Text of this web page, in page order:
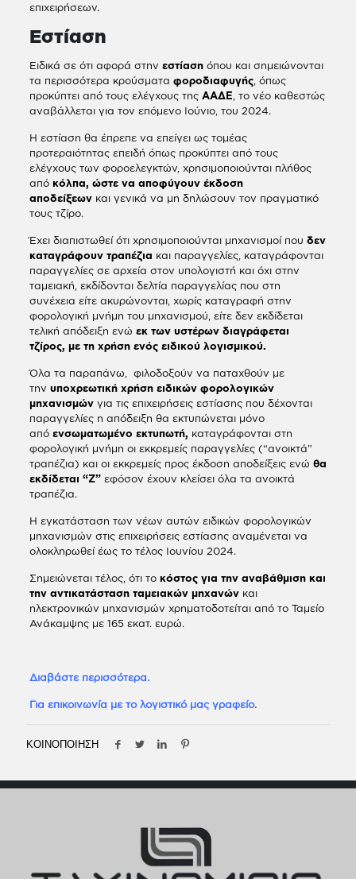
επιχειρήσεων.
Εστίαση
Ειδικά σε ότι αφορά στην εστίαση όπου και σημειώνονται
τα περισσότερα κρούσματα φοροδιαφυγής, όπως
προκύπτει από τους ελέγχους της ΑΑΔΕ , το νέο καθεστώς
αναβάλλεται για τον επόμενο Ιούνιο, του 2024.
Η εστίαση θα έπρεπε να επείγει ως τομέας
προτεραιότητας επειδή όπως προκύπτει από τους
ελέγχους των φοροελεγκτών, χρησιμοποιούνται πλήθος
από κόλπα, ώστε να αποφύγουν έκδοση
αποδείξεων και γενικά να μη δηλώσουν τον πραγματικό
τους τζίρο.
Έχει διαπιστωθεί ότι χρησιμοποιούνται μηχανισμοί που δεν
καταγράφουν τραπέζια και παραγγελίες, καταγράφονται
παραγγελίες σε αρχεία στον υπολογιστή και όχι στην
ταμειακή, εκδίδονται δελτία παραγγελίας που στη
συνέχεια είτε ακυρώνονται, χωρίς καταγραφή στην
φορολογική μνήμη του μηχανισμού, είτε δεν εκδίδεται
τελική απόδειξη ενώ εκ των υστέρων διαγράφεται
τζίρος, με τη χρήση ενός ειδικού λογισμικού.
Όλα τα παραπάνω, φιλοδοξούν να παταχθούν με
την υποχρεωτική χρήση ειδικών φορολογικών
μηχανισμώνγια τις επιχειρήσεις εστίασης που δέχονται
παραγγελίες η απόδειξη θα εκτυπώνεται μόνο
από ενσωματωμένο εκτυπωτή, καταγράφονται στη
φορολογική μνήμη οι εκκρεμείς παραγγελίες (“ανοικτά”
τραπέζια) και οι εκκρεμείς προς έκδοση αποδείξεις ενώ θα
εκδίδεται “Z” εφόσον έχουν κλείσει όλα τα ανοικτά
τραπέζια.
Η εγκατάσταση των νέων αυτών ειδικών φορολογικών
μηχανισμών στις επιχειρήσεις εστίασης αναμένεται να
ολοκληρωθεί έως το τέλος Ιουνίου 2024.
Σημειώνεται τέλος, ότι το κόστος για την αναβάθμιση και
την αντικατάσταση ταμειακών μηχανώνκαι
ηλεκτρονικών μηχανισμών χρηματοδοτείται από το Ταμείο
Ανάκαμψης με 165 εκατ. ευρώ.
Διαβάστε περισσότερα.
Για επικοινωνία με το λογιστικό μας γραφείο.
ΚΟΙΝΟΠΟΙΗΣΗ